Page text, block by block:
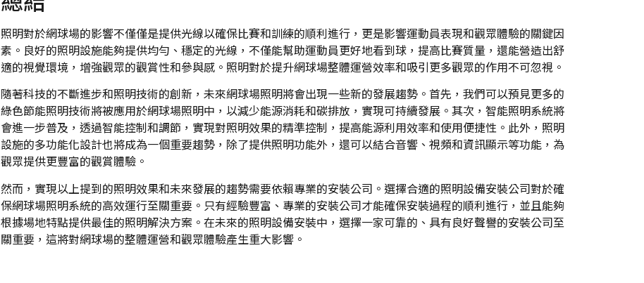
照明對於網球場的影響不僅僅是提供光線以確保比賽和訓練的順利進行，更是影響運動員表現和觀眾體驗的關鍵因
素。良好的照明設施能夠提供均勻、穩定的光線，不僅能幫助運動員更好地看到球，提高比賽質量，還能營造出舒
適的視覺環境，增強觀眾的觀賞性和參與感。照明對於提升網球場整體運營效率和吸引更多觀眾的作用不可忽視。
隨著科技的不斷進步和照明技術的創新，未來網球場照明將會出現一些新的發展趨勢。首先，我們可以預見更多的
綠色節能照明技術將被應用於網球場照明中，以減少能源消耗和碳排放，實現可持續發展。其次，智能照明系統將
會進一步普及，透過智能控制和調節，實現對照明效果的精準控制，提高能源利用效率和使用便捷性。此外，照明
設施的多功能化設計也將成為一個重要趨勢，除了提供照明功能外，還可以結合音響、視頻和資訊顯示等功能，為
觀眾提供更豐富的觀賞體驗。
然而，實現以上提到的照明效果和未來發展的趨勢需要依賴專業的安裝公司。選擇合適的照明設備安裝公司對於確
保網球場照明系統的高效運行至關重要。只有經驗豐富、專業的安裝公司才能確保安裝過程的順利進行，並且能夠
根據場地特點提供最佳的照明解決方案。在未來的照明設備安裝中，選擇一家可靠的、具有良好聲譽的安裝公司至
關重要，這將對網球場的整體運營和觀眾體驗產生重大影響。